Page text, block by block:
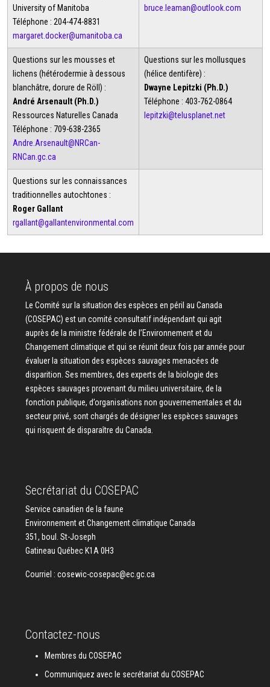
University of Manitoba
Téléphone : 204-474-8831
margaret.docker@umanitoba.ca
bruce.leaman@outlook.com
Questions sur les mousses et
lichens (hétérodermie à dessous
blanchâtre, dorure de Röll) :
André Arsenault (Ph.D.)
Ressources Naturelles Canada
Téléphone : 709-638-2365
Andre.Arsenault@NRCan-
RNCan.gc.ca
Questions sur les mollusques
(hélice dentifère) :
Dwayne Lepitzki (Ph.D.)
Téléphone : 403-762-0864
lepitzki@telusplanet.net
Questions sur les connaissances
traditionnelles autochtones :
Roger Gallant
rgallant@gallantenvironmental.com
À propos de nous
Le Comité sur la situation des espèces en péril au Canada
(COSEPAC) est un comité consultatif indépendant qui agit
auprès de la ministre fédérale de l’Environnement et du
Changement climatique et qui se réunit deux fois par année pour
évaluer la situation des espèces sauvages menacées de
disparition. Ses membres, des experts de la biologie des
espèces sauvages provenant du milieu universitaire, de la
fonction publique, d’organisations non gouvernementales et du
secteur privé, sont chargés de désigner les espèces sauvages
qui risquent de disparaître du Canada.
Secrétariat du COSEPAC
Service canadien de la faune
Environnement et Changement climatique Canada
351, boul. St-Joseph
Gatineau Québec K1A 0H3
Courriel : cosewic-cosepac@ec.gc.ca
Contactez-nous
Membres du COSEPAC
Communiquez avec le secrétariat du COSEPAC